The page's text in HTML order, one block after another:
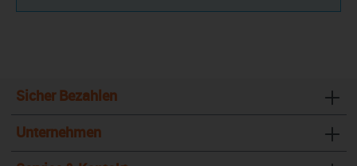
Sicher Bezahlen
Unternehmen